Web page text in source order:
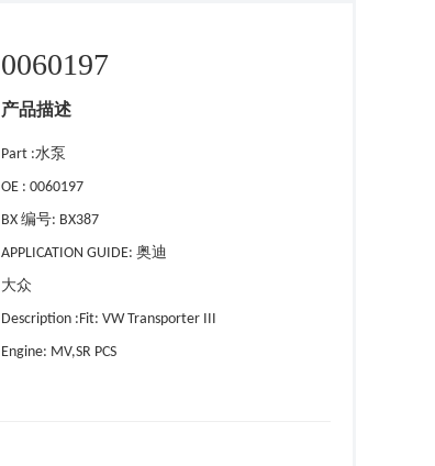
0060197
产品描述
Part :水泵
OE : 0060197
BX 编号: BX387
APPLICATION GUIDE: 奥迪
大众
Description :Fit: VW Transporter III
Engine: MV,SR PCS